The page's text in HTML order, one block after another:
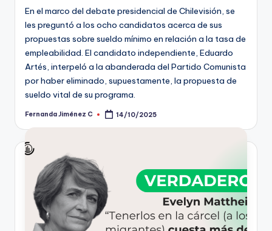
En el marco del debate presidencial de Chilevisión, se
les preguntó a los ocho candidatos acerca de sus
propuestas sobre sueldo mínimo en relación a la tasa de
empleabilidad. El candidato independiente, Eduardo
Artés, interpeló a la abanderada del Partido Comunista
por haber eliminado, supuestamente, la propuesta de
sueldo vital de su programa.
Publicado
Fernanda Jiménez C 14/10/2025